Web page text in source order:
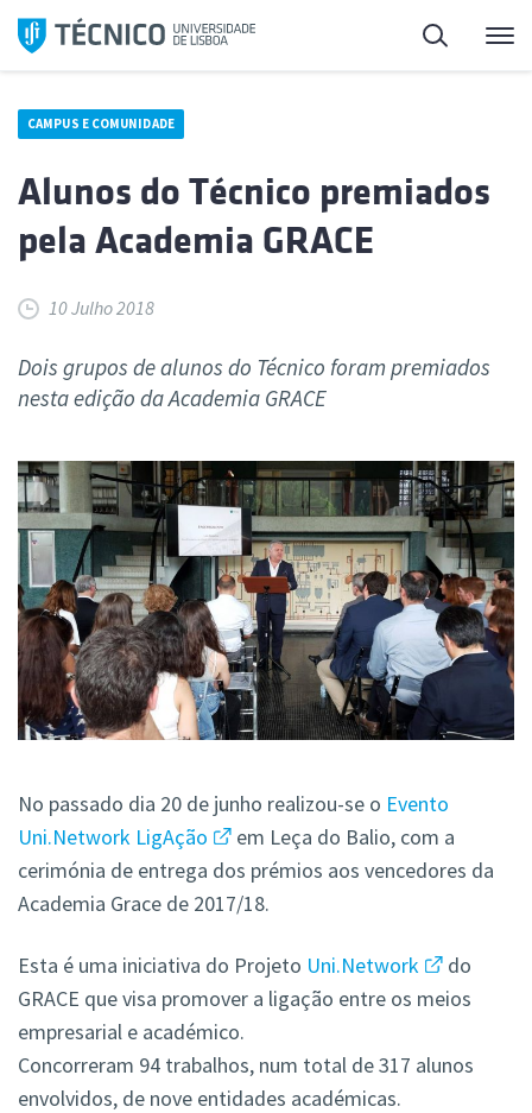
Saltar
para
Pesquisa
CAMPUS E COMUNIDADE
Alunos do Técnico premiados
pela Academia GRACE
10 Julho 2018
Dois grupos de alunos do Técnico foram premiados
nesta edição da Academia GRACE
No passado dia 20 de junho realizou-se o Evento
Uni.Network LigAção
em Leça do Balio, com a
cerimónia de entrega dos prémios aos vencedores da
Academia Grace de 2017/18.
Esta é uma iniciativa do Projeto Uni.Network
do
GRACE que visa promover a ligação entre os meios
empresarial e académico.
Concorreram 94 trabalhos, num total de 317 alunos
envolvidos, de nove entidades académicas.